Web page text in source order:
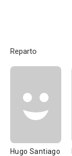
Reparto
Hugo Santiago